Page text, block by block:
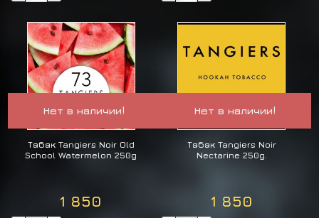
Нет в наличии!
Табак Tangiers Noir Old
School Watermelon 250g
1 850
Нет в наличии!
Табак Tangiers Noir
Nectarine 250g.
1 850